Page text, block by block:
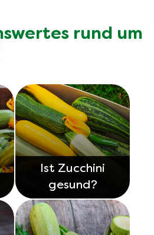
macht. Mehr Details zu
du
rund um
Ist Zucchini
gesund?